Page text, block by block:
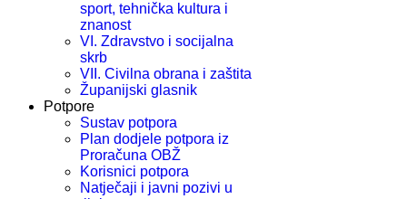
sport, tehnička kultura i
znanost
VI. Zdravstvo i socijalna
skrb
VII. Civilna obrana i zaštita
Županijski glasnik
Potpore
Sustav potpora
Plan dodjele potpora iz
Proračuna OBŽ
Korisnici potpora
Natječaji i javni pozivi u